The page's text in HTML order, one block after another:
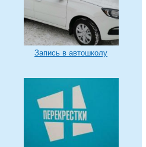
Запись в автошколу